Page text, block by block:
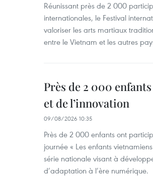
Réunissant près de 2 000
internationales, le Festival
valoriser les arts martiaux
entre le Vietnam et les autres
Près de 2 000
et de l’innovation
09/08/2026 10:35
Près de 2 000 enfants ont
journée « Les enfants
série nationale visant à
d’adaptation à l’ère numérique.